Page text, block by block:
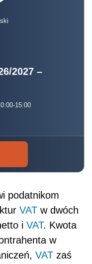
2027 –
15:00
podatnikom
VAT w dwóch
i VAT. Kwota
w
VAT zaś